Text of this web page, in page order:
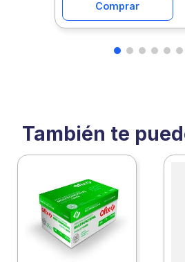
Comprar
También te